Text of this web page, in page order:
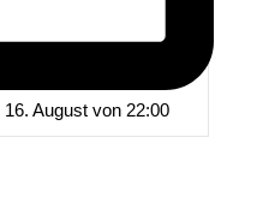
16. August von 22:00